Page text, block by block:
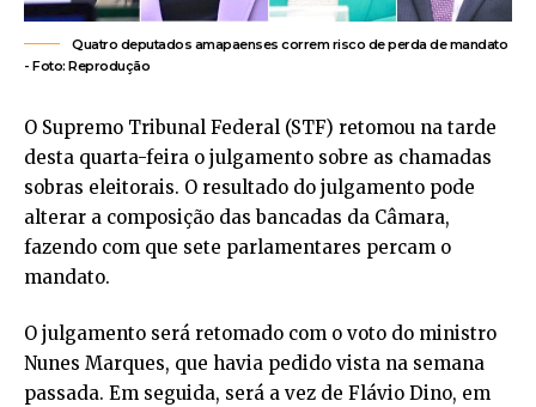
Quatro deputados amapaenses correm risco de perda de mandato
- Foto: Reprodução
O Supremo Tribunal Federal (STF) retomou na tarde
desta quarta-feira o julgamento sobre as chamadas
sobras eleitorais. O resultado do julgamento pode
alterar a composição das bancadas da Câmara,
fazendo com que sete parlamentares percam o
mandato.
O julgamento será retomado com o voto do ministro
Nunes Marques, que havia pedido vista na semana
passada. Em seguida, será a vez de Flávio Dino, em